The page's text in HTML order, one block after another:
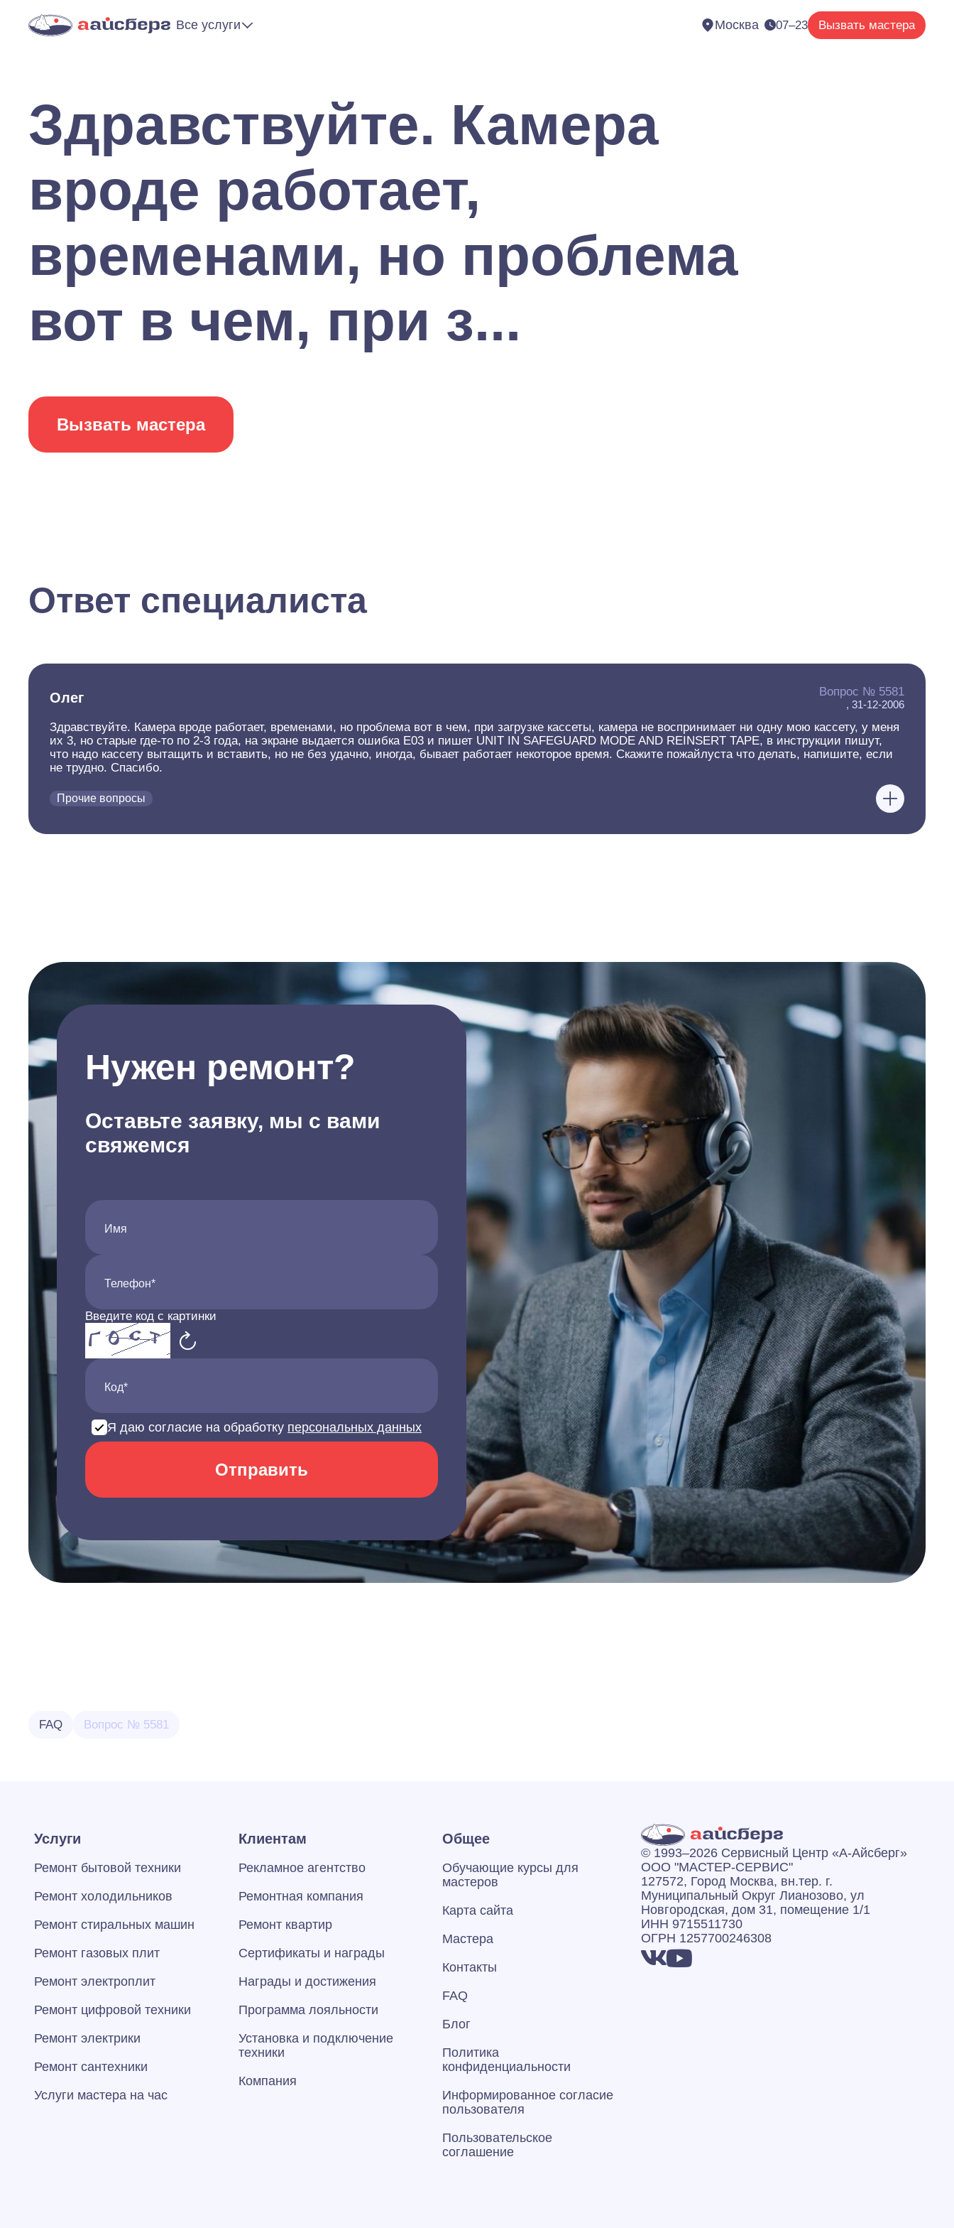
Все услуги Москва 07–23 Вызвать мастера
Здравствуйте. Камера
вроде работает,
временами, но проблема
вот в чем, при з...
Вызвать мастера
Ответ специалиста
Олег Вопрос № 5581
, 31-12-2006
Здравствуйте. Камера вроде работает, временами, но проблема вот в чем, при загрузке кассеты, камера не воспринимает ни одну мою кассету, у меня
их 3, но старые где-то по 2-3 года, на экране выдается ошибка E03 и пишет UNIT IN SAFEGUARD MODE AND REINSERT TAPE, в инструкции пишут,
что надо кассету вытащить и вставить, но не без удачно, иногда, бывает работает некоторое время. Скажите пожайлуста что делать, напишите, если
не трудно. Спасибо.
Прочие вопросы
Нужен ремонт?
Оставьте заявку, мы с вами
свяжемся
Имя
Телефон*
Введите код с картинки
Код*
Я даю согласие на обработку персональных данных
Отправить
FAQ Вопрос № 5581
Услуги
Ремонт бытовой техники
Ремонт холодильников
Ремонт стиральных машин
Ремонт газовых плит
Ремонт электроплит
Ремонт цифровой техники
Ремонт электрики
Ремонт сантехники
Услуги мастера на час
Клиентам
Рекламное агентство
Ремонтная компания
Ремонт квартир
Сертификаты и награды
Награды и достижения
Программа лояльности
Установка и подключение
техники
Компания
Общее
Обучающие курсы для
мастеров
Карта сайта
Мастера
Контакты
FAQ
Блог
Политика
конфиденциальности
Информированное согласие
пользователя
Пользовательское
соглашение
© 1993–2026 Сервисный Центр «А‑Айсберг»
ООО "МАСТЕР-СЕРВИС"
127572, Город Москва, вн.тер. г.
Муниципальный Округ Лианозово, ул
Новгородская, дом 31, помещение 1/1
ИНН 9715511730
ОГРН 1257700246308